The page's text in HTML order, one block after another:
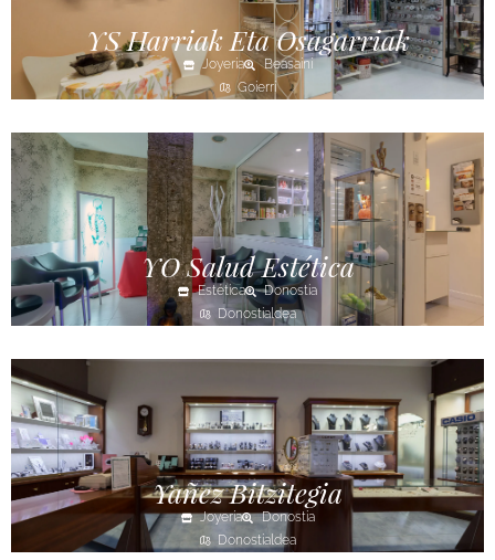
YS Harriak Eta Osagarriak
Joyería
Beasaini
Goierri
YO Salud Estética
Estética
Donostia
Donostialdea
Yañez Bitzitegia
Joyería
Donostia
Donostialdea